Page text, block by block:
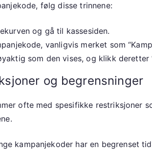
følg disse trinnene:
og gå til kassesiden.
vanligvis merket som
som den vises, og klikk
og begrensninger
ofte med spesifikke restriksjoner
kampanjekoder har en begrenset